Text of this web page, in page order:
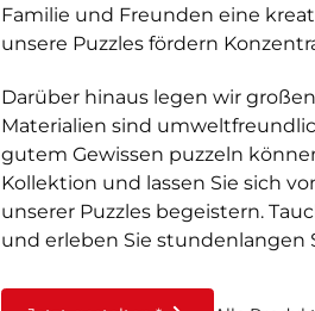
Familie und Freunden eine
unsere Puzzles fördern
Darüber hinaus legen wir
Materialien sind
gutem Gewissen puzzeln
Kollektion und lassen Sie sich
unserer Puzzles begeistern.
und erleben Sie stundenlangen